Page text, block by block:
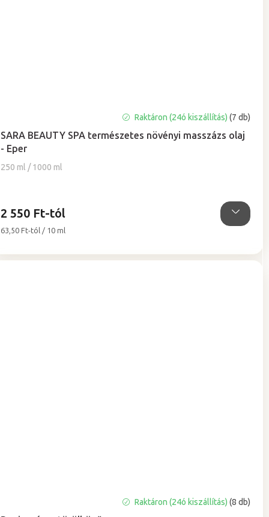
SARA BEAUTY SPA természetes növényi masszázs olaj
- Eper
250 ml / 1000 ml
átlagos
értékelése
5-
Raktáron (24ó kiszállítás)(7 db)
2 550 Ft-tól
Egységár:
63,50 Ft-tól / 10 ml
termék
Raktáron (24ó kiszállítás)(8 db)